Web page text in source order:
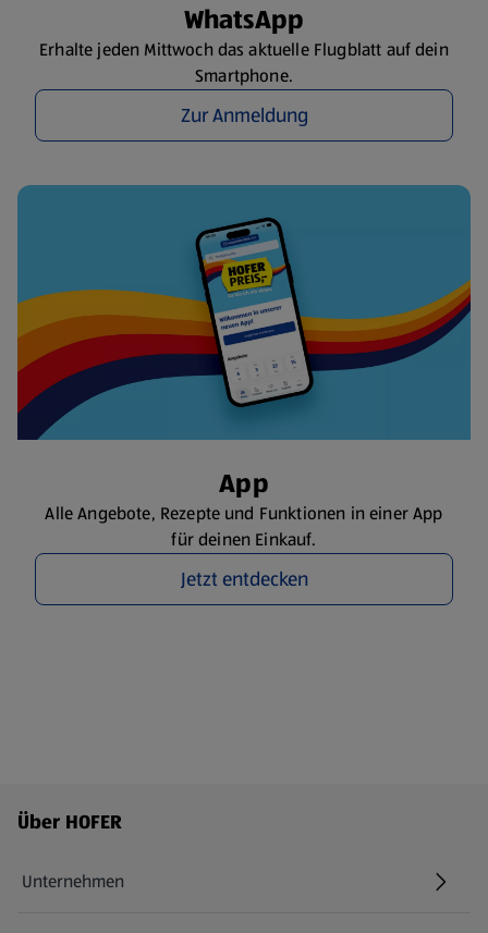
WhatsApp
Erhalte jeden Mittwoch das aktuelle Flugblatt auf dein
Smartphone.
Zur Anmeldung
App
Alle Angebote, Rezepte und Funktionen in einer App
für deinen Einkauf.
Jetzt entdecken
Fußzeilenmenü - weitere Links
Über HOFER
Unternehmen